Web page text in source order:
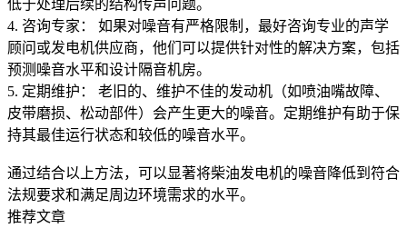
低于处理后续的结构传声问题。
4. 咨询专家： 如果对噪音有严格限制，最好咨询专业的声学
顾问或发电机供应商，他们可以提供针对性的解决方案，包括
预测噪音水平和设计隔音机房。
5. 定期维护： 老旧的、维护不佳的发动机（如喷油嘴故障、
皮带磨损、松动部件）会产生更大的噪音。定期维护有助于保
持其最佳运行状态和较低的噪音水平。
通过结合以上方法，可以显著将柴油发电机的噪音降低到符合
法规要求和满足周边环境需求的水平。
推荐文章